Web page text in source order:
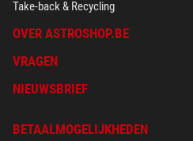
Take-back & Recycling
OVER ASTROSHOP.BE
VRAGEN
NIEUWSBRIEF
BETAALMOGELIJKHEDEN